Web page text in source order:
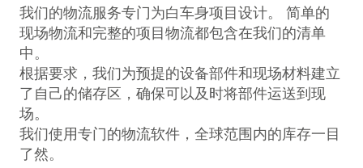
我们的物流服务专门为白车身项目设计。 简单的
现场物流和完整的项目物流都包含在我们的清单
中。
根据要求，我们为预提的设备部件和现场材料建立
了自己的储存区，确保可以及时将部件运送到现
场。
我们使用专门的物流软件，全球范围内的库存一目
了然。